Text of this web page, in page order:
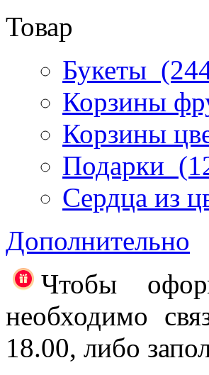
Товар
Букеты
Корзины
Корзины
Подарки
Сердца из
Дополнительно
Чтобы
необходимо
18.00, либо